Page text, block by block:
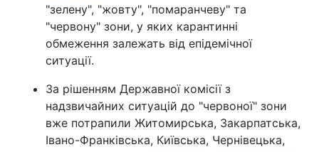
"зелену", "жовту", "помаранчеву" та
"червону" зони, у яких карантинні
обмеження залежать від епідемічної
ситуації.
За рішенням Державної комісії з
надзвичайних ситуацій до "червоної" зони
вже потрапили Житомирська, Закарпатська,
Івано-Франківська, Київська, Чернівецька,